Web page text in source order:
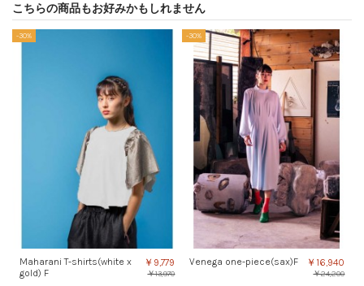
こちらの商品もお好みかもしれません
-30%
Maharani T-shirts(white x
gold) F
￥9,779
￥13,970
-30%
Venega one-piece(sax)F ￥16,940
￥24,200